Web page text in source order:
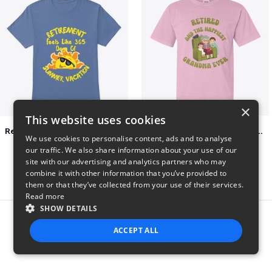
$23
Retired and the happiest grandma ever
$22
Report this product
×
This website uses cookies
We use cookies to personalise content, ads and to analyse
our traffic. We also share information about your use of our
site with our advertising and analytics partners who may
combine it with other information that you’ve provided to
them or that they’ve collected from your use of their services.
Read more
SHOW DETAILS
ACCEPT ALL
STRICTLY NECESSARY PERFORMANCE